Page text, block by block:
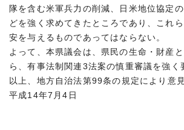
隊を含む米軍兵力の削減、日米地位協定
どを強く求めてきたところであり、これ
安を与えるものであってはならない。
よって、本県議会は、県民の生命・財産
ら、有事法制関連3法案の慎重審議を強く
以上、地方自治法第99条の規定により意
平成14年7月4日